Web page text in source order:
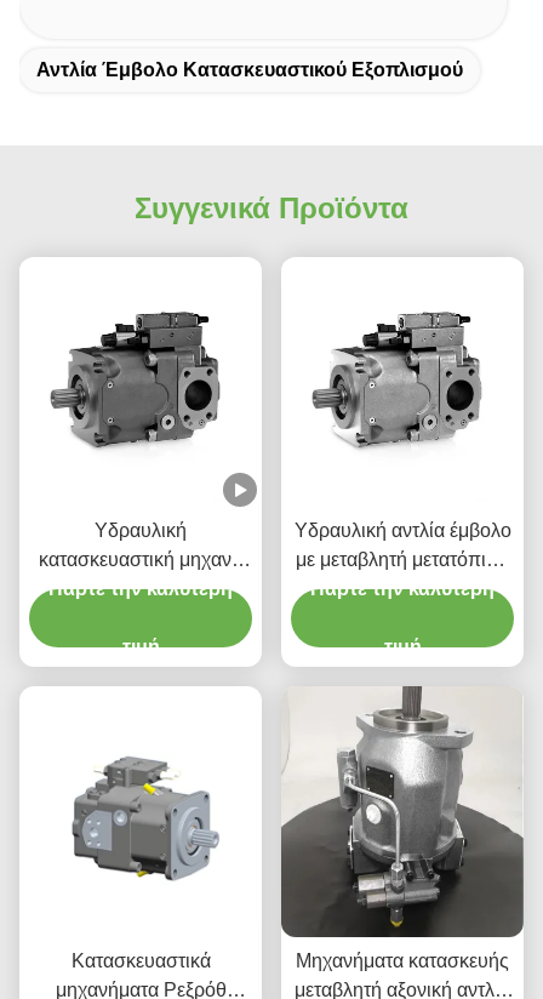
Αντλία Έμβολο Κατασκευαστικού Εξοπλισμού
Συγγενικά Προϊόντα
Υδραυλική
κατασκευαστική μηχανή
αντλία έμβολο 350 bar
έμβολο
Πάρτε την καλύτερη
τιμή
Υδραυλική αντλία έμβολο
με μεταβλητή μετατόπιση
για μηχανήματα
Πάρτε την καλύτερη
τιμή
Κατασκευαστικά
μηχανήματα Ρεξρόθ
Μηχανήματα κατασκευής
μεταβλητή αξονική αντλία